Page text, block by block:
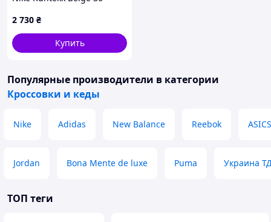
2 730 ₴
Купить
Популярные производители в категории
Кроссовки и кеды
Nike Adidas New Balance Reebok ASICS
Jordan Bona Mente de luxe Puma Украина
ТОП теги